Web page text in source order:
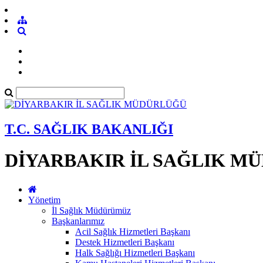
T.C. SAĞLIK BAKANLIĞI
DİYARBAKIR İL SAĞLIK
Yönetim
İl Sağlık Müdürümüz
Başkanlarımız
Acil Sağlık Hizmetleri Başkanı
Destek Hizmetleri Başkanı
Halk Sağlığı Hizmetleri Başkanı